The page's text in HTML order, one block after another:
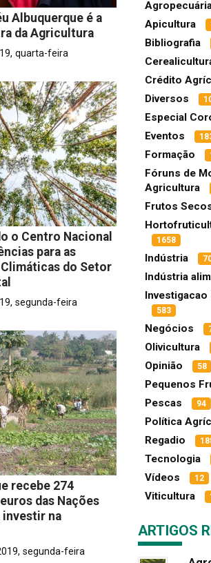
Albuquerque é a
da Agricultura
quarta-feira
o Centro Nacional
para as
do Setor
segunda-feira
recebe 274
das Nações
investir na
segunda-feira
Apicultura
Bibliografia
Crédito
Diversos
Especial
Eventos
Formação
Fóruns de
Agricultura
Frutos
1658
Indústria
Indústria
Investigacao
583
Negócios
Olivicultura
Opinião 58
Pequenos
Pescas 94
Política
Regadio
Tecnologia
Vídeos 12
Viticultura
ARTIGOS